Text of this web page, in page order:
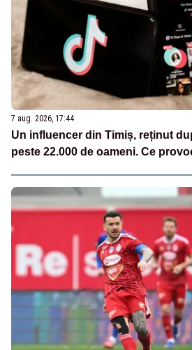
7 aug. 2026, 17:44
Un influencer din Timiș, reținut
peste 22.000 de oameni. Ce